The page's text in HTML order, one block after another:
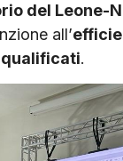
del Leone-
all’
.